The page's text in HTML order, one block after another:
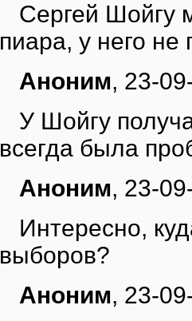
Сергей Шойгу
пиара, у него не
Аноним, 23-
У Шойгу
всегда была
Аноним, 23-
Интересно,
выборов?
Аноним, 23-